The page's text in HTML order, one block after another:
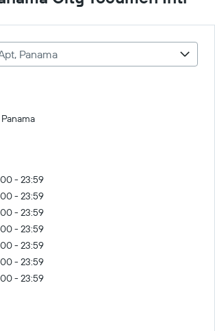
Panama
- 23:59
- 23:59
- 23:59
- 23:59
- 23:59
- 23:59
- 23:59